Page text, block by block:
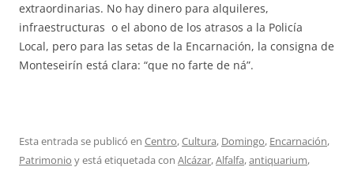
extraordinarias. No hay dinero para alquileres,
infraestructuras o el abono de los atrasos a la Policía
Local, pero para las setas de la Encarnación, la consigna de
Monteseirín está clara: “que no farte de ná”.
Esta entrada se publicó en Centro,Cultura, Domingo, Encarnación,
Patrimonio y está etiquetada con Alcázar,Alfalfa,antiquarium,